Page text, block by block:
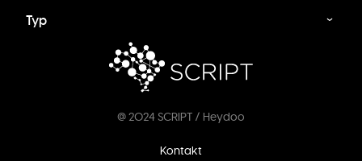
Typ
@ 2024 SCRIPT / Heydoo
Kontakt